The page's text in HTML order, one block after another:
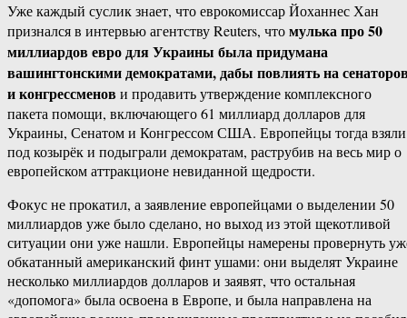
Уже каждый суслик знает, что еврокомиссар Йоханнес Хан
признался в интервью агентству Reuters, чтомулька про 50
миллиардов евро для Украины была придумана
вашингтонскими демократами, дабы повлиять на
и конгрессменов и продавить утверждение комплексного
пакета помощи, включающего 61 миллиард долларов для
Украины, Сенатом и Конгрессом США. Европейцы тогда взяли
под козырёк и подыграли демократам, раструбив на весь мир о
европейском аттракционе невиданной щедрости.
Фокус не прокатил, а заявление европейцами о выделении 50
миллиардов уже было сделано, но выход из этой щекотливой
ситуации они уже нашли. Европейцы намерены провернуть
обкатанный американский финт ушами: они выделят Украине
несколько миллиардов долларов и заявят, что остальная
«допомога» была освоена в Европе, и была направлена на